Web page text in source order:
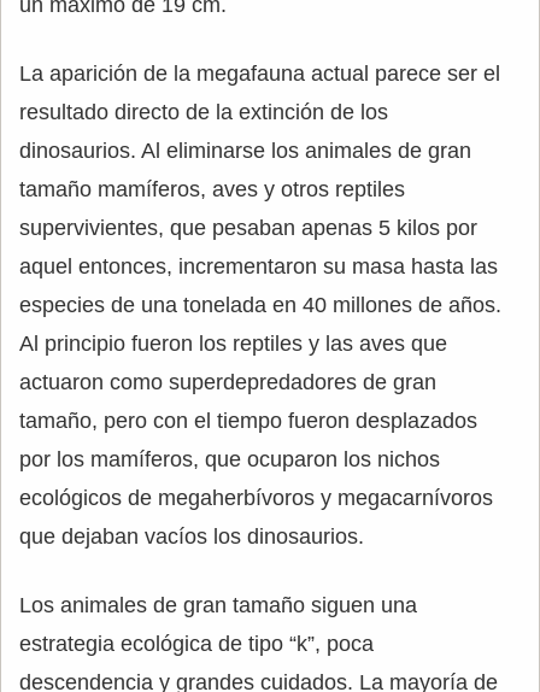
un máximo de 19 cm.
La aparición de la megafauna actual parece ser el
resultado directo de la extinción de los
dinosaurios. Al eliminarse los animales de gran
tamaño mamíferos, aves y otros reptiles
supervivientes, que pesaban apenas 5 kilos por
aquel entonces, incrementaron su masa hasta las
especies de una tonelada en 40 millones de años.
Al principio fueron los reptiles y las aves que
actuaron como superdepredadores de gran
tamaño, pero con el tiempo fueron desplazados
por los mamíferos, que ocuparon los nichos
ecológicos de megaherbívoros y megacarnívoros
que dejaban vacíos los dinosaurios.
Los animales de gran tamaño siguen una
estrategia ecológica de tipo “k”, poca
descendencia y grandes cuidados. La mayoría de